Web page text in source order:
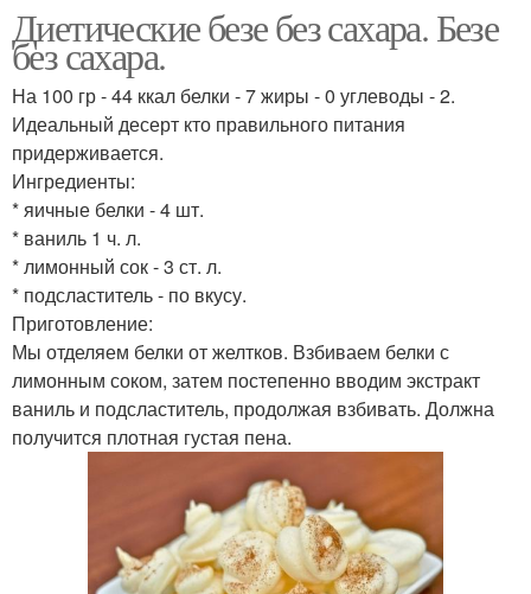
Диетические безе без сахара. Безе
без сахара.
На 100 гр - 44 ккал белки - 7 жиры - 0 углеводы - 2.
Идеальный десерт кто правильного питания
придерживается.
Ингредиенты:
* яичные белки - 4 шт.
* ваниль 1 ч. л.
* лимонный сок - 3 ст. л.
* подсластитель - по вкусу.
Приготовление:
Мы отделяем белки от желтков. Взбиваем белки с
лимонным соком, затем постепенно вводим экстракт
ваниль и подсластитель, продолжая взбивать. Должна
получится плотная густая пена.